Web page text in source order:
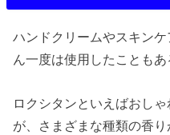
ハンドクリームやスキン
ん一度は使用したことも
ロクシタンといえばおし
が、さまざまな種類の香